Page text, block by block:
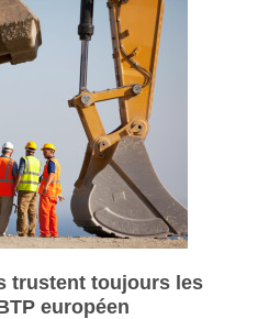
trustent toujours les
européen